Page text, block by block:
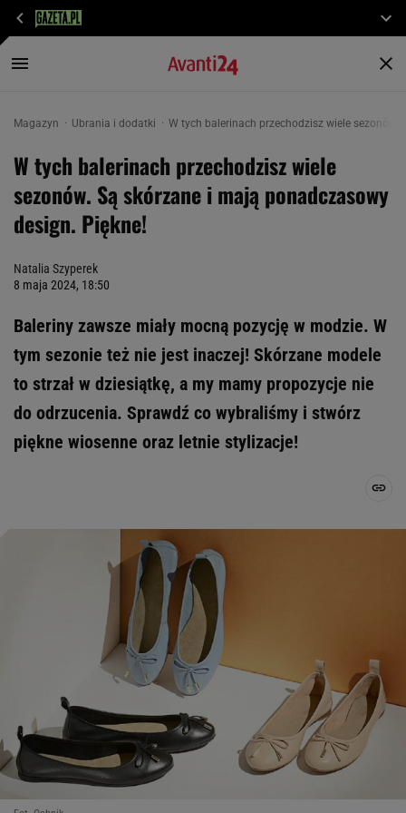
Magazyn Ubrania i dodatki W tych balerinach przechodzisz wiele
W tych balerinach przechodzisz wiele
sezonów. Są skórzane i mają ponadczasowy
design. Piękne!
Natalia Szyperek
8 maja 2024, 18:50
Baleriny zawsze miały mocną pozycję w modzie. W
tym sezonie też nie jest inaczej! Skórzane modele
to strzał w dziesiątkę, a my mamy propozycje nie
do odrzucenia. Sprawdź co wybraliśmy i stwórz
piękne wiosenne oraz letnie stylizacje!